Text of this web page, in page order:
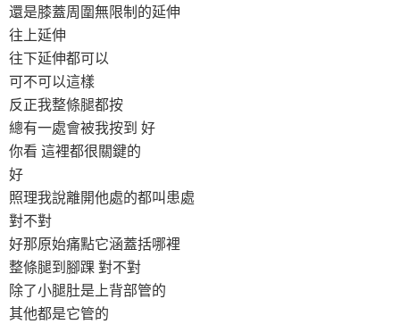
還是膝蓋周圍無限制的延伸
往上延伸
往下延伸都可以
可不可以這樣
反正我整條腿都按
總有一處會被我按到 好
你看 這裡都很關鍵的
好
照理我說離開他處的都叫患處
對不對
好那原始痛點它涵蓋括哪裡
整條腿到腳踝 對不對
除了小腿肚是上背部管的
其他都是它管的